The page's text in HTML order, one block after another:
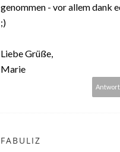
genommen - vor allem dank
;)
Liebe Grüße,
Marie
FABULIZ